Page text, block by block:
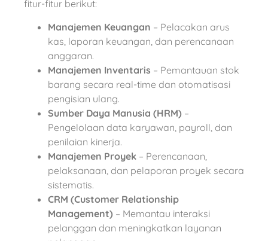
fitur-fitur berikut:
Manajemen Keuangan – Pelacakan arus
kas, laporan keuangan, dan perencanaan
anggaran.
Manajemen Inventaris – Pemantauan stok
barang secara real-time dan otomatisasi
pengisian ulang.
Sumber Daya Manusia (HRM) –
Pengelolaan data karyawan, payroll, dan
penilaian kinerja.
Manajemen Proyek – Perencanaan,
pelaksanaan, dan pelaporan proyek secara
sistematis.
CRM (Customer Relationship
Management) – Memantau interaksi
pelanggan dan meningkatkan layanan